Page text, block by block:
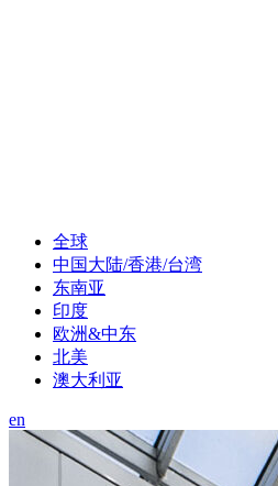
全球
中国大陆/香港/台湾
东南亚
印度
欧洲&中东
北美
澳大利亚
en